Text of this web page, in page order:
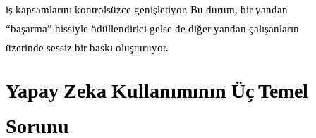
iş kapsamlarını kontrolsüzce genişletiyor. Bu durum, bir yandan
“başarma” hissiyle ödüllendirici gelse de diğer yandan çalışanların
üzerinde sessiz bir baskı oluşturuyor.
Yapay Zeka Kullanımının Üç Temel
Sorunu